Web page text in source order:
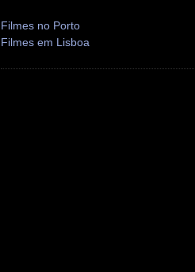
Filmes no Porto
Filmes em Lisboa